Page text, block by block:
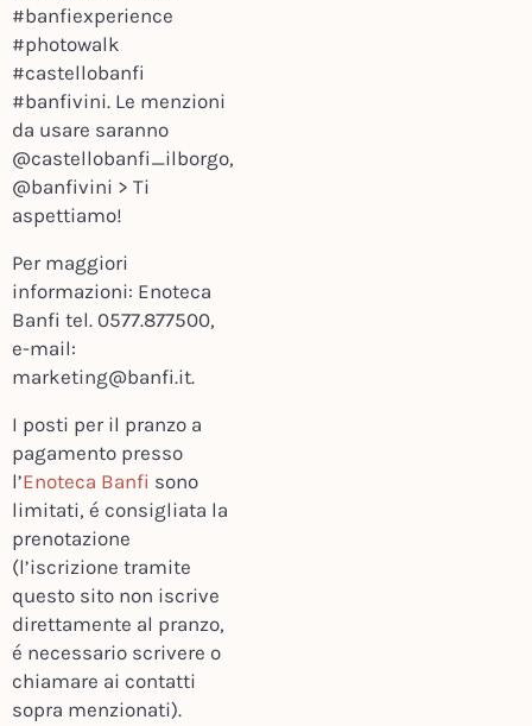
#banfiexperience
#photowalk
#castellobanfi
#banfivini. Le menzioni
da usare saranno
@castellobanfi_ilborgo,
@banfivini > Ti
aspettiamo!
Per maggiori
informazioni: Enoteca
Banfi tel. 0577.877500,
e-mail:
marketing@banfi.it.
I posti per il pranzo a
pagamento presso
l’Enoteca Banfi sono
limitati, é consigliata la
prenotazione
(l’iscrizione tramite
questo sito non iscrive
direttamente al pranzo,
é necessario scrivere o
chiamare ai contatti
sopra menzionati).